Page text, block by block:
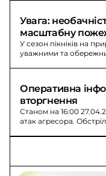
Увага:
масштабну
У сезон пікніків на
уважними та
Оперативна
вторгнення
Станом на 16:00
атак агресора.